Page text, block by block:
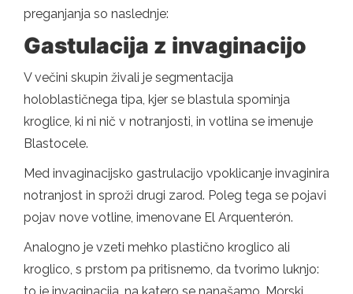
preganjanja so naslednje:
Gastulacija z invaginacijo
V večini skupin živali je segmentacija
holoblastičnega tipa, kjer se blastula spominja
kroglice, ki ni nič v notranjosti, in votlina se imenuje
Blastocele.
Med invaginacijsko gastrulacijo vpoklicanje invaginira
notranjost in sproži drugi zarod. Poleg tega se pojavi
pojav nove votline, imenovane El Arquenterón.
Analogno je vzeti mehko plastično kroglico ali
kroglico, s prstom pa pritisnemo, da tvorimo luknjo: